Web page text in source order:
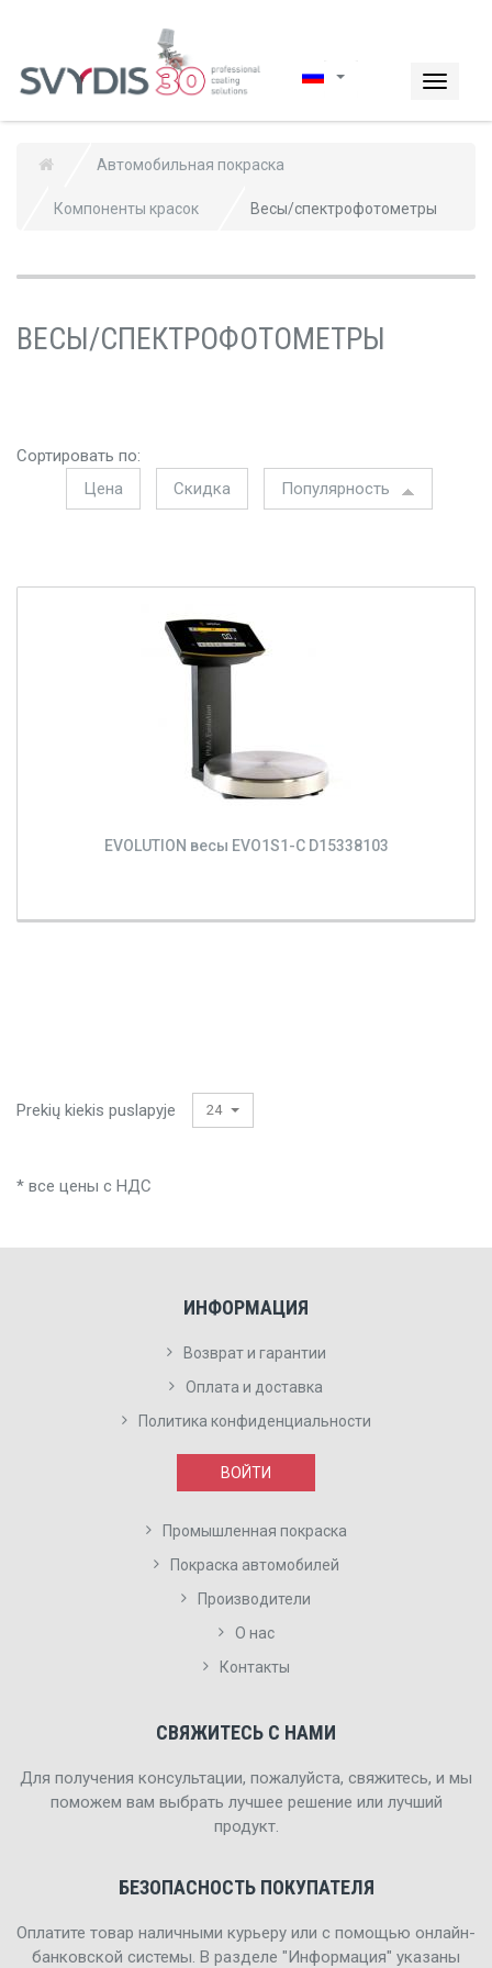
Toggle
Автомобильная покраска
Компоненты красок Весы/спектрофотометры
ВЕСЫ/СПЕКТРОФОТОМЕТРЫ
Сортировать по:
Цена
Скидка Популярность
EVOLUTION весы EVO1S1-C D15338103
Prekių kiekis puslapyje 24
* все цены с НДС
ИНФОРМАЦИЯ
Возврат и гарантии
Оплата и доставка
Политика конфиденциальности
ВОЙТИ
Промышленная покраска
Покраска автомобилей
Производители
О нас
Контакты
СВЯЖИТЕСЬ С НАМИ
Для получения консультации, пожалуйста, свяжитесь, и мы
поможем вам выбрать лучшее решение или лучший
продукт.
БЕЗОПАСНОСТЬ ПОКУПАТЕЛЯ
Оплатите товар наличными курьеру или с помощью онлайн-
банковской системы. В разделе "Информация" указаны